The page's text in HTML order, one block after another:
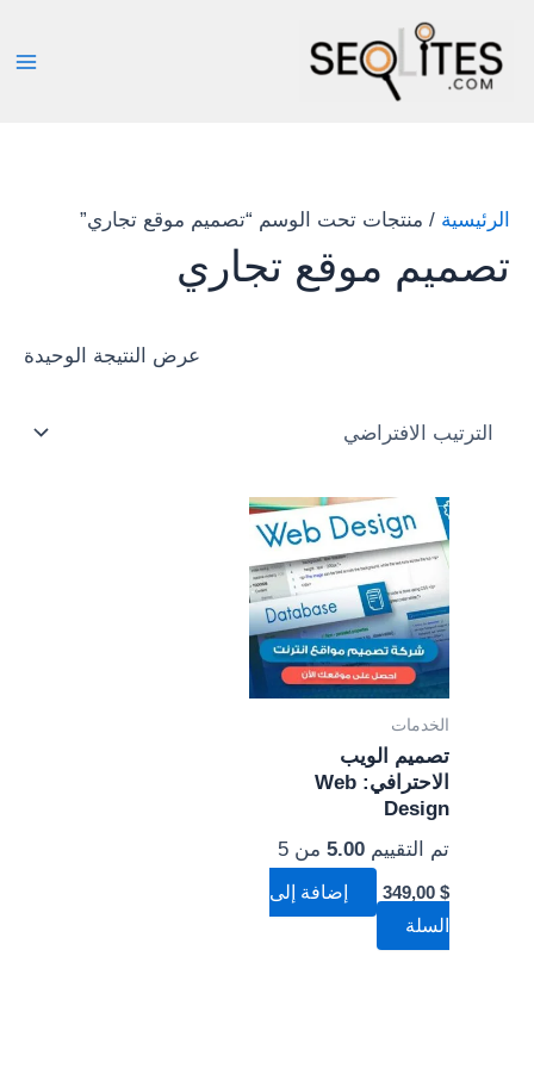
المحتوى
الرئيسية / منتجات تحت الوسم “تصميم موقع تجاري”
تصميم موقع تجاري
عرض النتيجة الوحيدة
الخدمات
تصميم الويب
الاحترافي: Web
Design
تم التقييم 5.00 من 5
349,00 $
إضافة إلى
السلة